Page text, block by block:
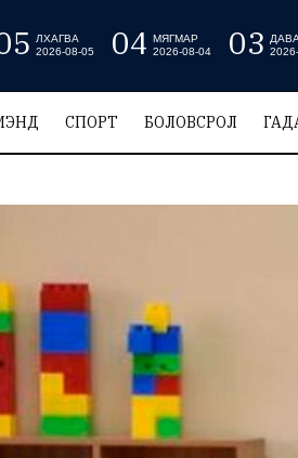
ЛХАГВА
2026-08-05
04 МЯГМАР
2026-08-04
03
СПОРТ БОЛОВСРОЛ